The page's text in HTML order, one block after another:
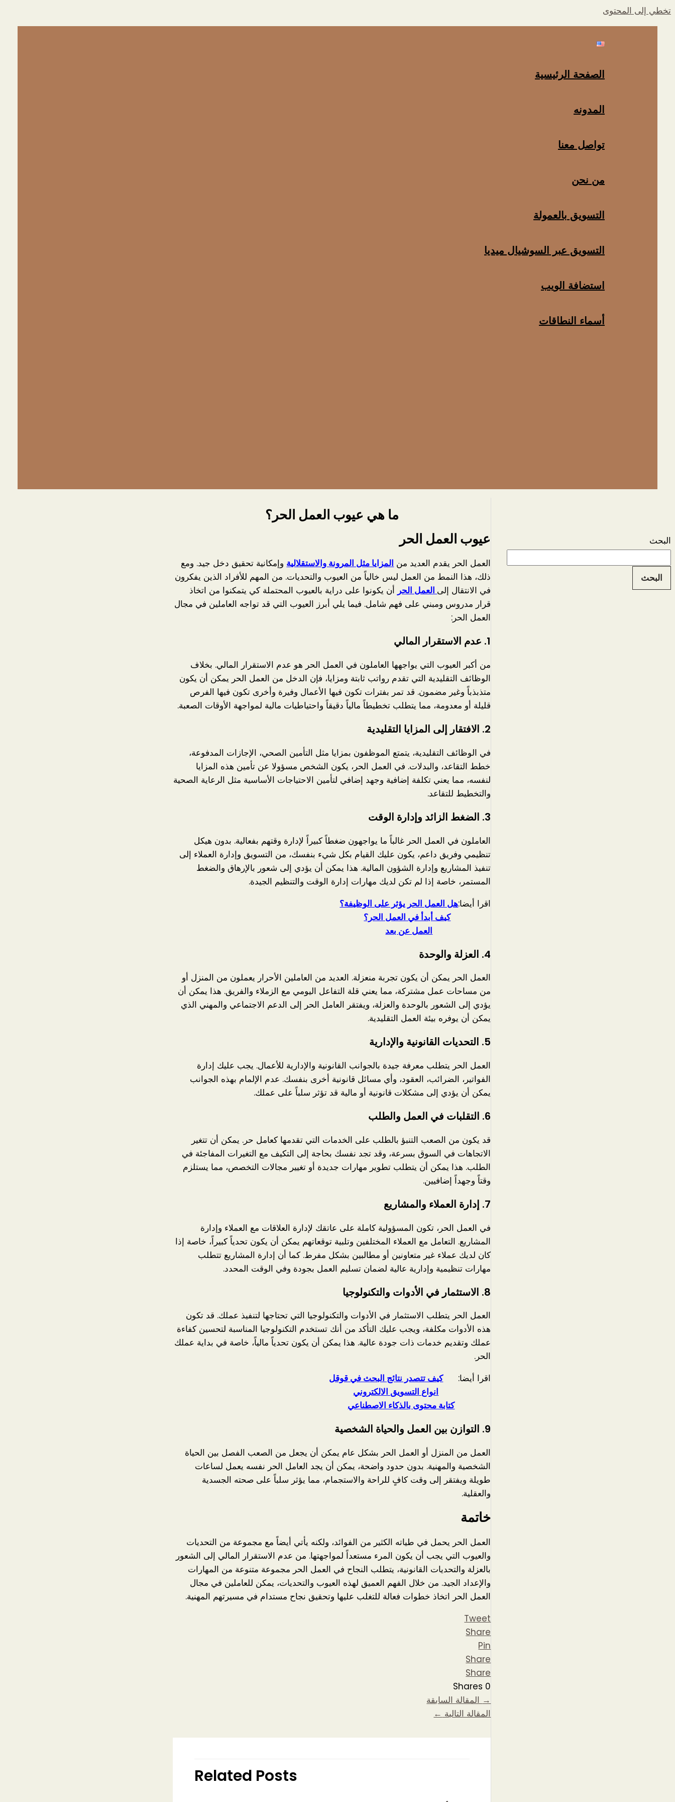
تخطي إلى المحتوى
الصفحة الرئيسية
المدونه
تواصل معنا
من نحن
التسويق بالعمولة
التسويق عبر السوشيال ميديا
استضافة الويب
أسماء النطاقات
البحث
البحث
ما هي عيوب العمل الحر؟
عيوب العمل الحر
العمل الحر يقدم العديد من المزايا مثل المرونة والاستقلالية وإمكانية تحقيق دخل جيد. ومع
ذلك، هذا النمط من العمل ليس خالياً من العيوب والتحديات. من المهم للأفراد الذين يفكرون
في الانتقال إلى العمل الحر أن يكونوا على دراية بالعيوب المحتملة كي يتمكنوا من اتخاذ
قرار مدروس ومبني على فهم شامل. فيما يلي أبرز العيوب التي قد تواجه العاملين في مجال
العمل الحر:
1. عدم الاستقرار المالي
من أكبر العيوب التي يواجهها العاملون في العمل الحر هو عدم الاستقرار المالي. بخلاف
الوظائف التقليدية التي تقدم رواتب ثابتة ومزايا، فإن الدخل من العمل الحر يمكن أن يكون
متذبذباً وغير مضمون. قد تمر بفترات تكون فيها الأعمال وفيرة وأخرى تكون فيها الفرص
قليلة أو معدومة، مما يتطلب تخطيطاً مالياً دقيقاً واحتياطيات مالية لمواجهة الأوقات الصعبة.
2. الافتقار إلى المزايا التقليدية
في الوظائف التقليدية، يتمتع الموظفون بمزايا مثل التأمين الصحي، الإجازات المدفوعة،
خطط التقاعد، والبدلات. في العمل الحر، يكون الشخص مسؤولا عن تأمين هذه المزايا
لنفسه، مما يعني تكلفة إضافية وجهد إضافي لتأمين الاحتياجات الأساسية مثل الرعاية الصحية
والتخطيط للتقاعد.
3. الضغط الزائد وإدارة الوقت
العاملون في العمل الحر غالباً ما يواجهون ضغطاً كبيراً لإدارة وقتهم بفعالية. بدون هيكل
تنظيمي وفريق داعم، يكون عليك القيام بكل شيء بنفسك، من التسويق وإدارة العملاء إلى
تنفيذ المشاريع وإدارة الشؤون المالية. هذا يمكن أن يؤدي إلى شعور بالإرهاق والضغط
المستمر، خاصة إذا لم تكن لديك مهارات إدارة الوقت والتنظيم الجيدة.
اقرا أيضا:هل العمل الحر يؤثر على الوظيفة؟
كيف أبدأ في العمل الحر؟
العمل عن بعد
4. العزلة والوحدة
العمل الحر يمكن أن يكون تجربة منعزلة. العديد من العاملين الأحرار يعملون من المنزل أو
من مساحات عمل مشتركة، مما يعني قلة التفاعل اليومي مع الزملاء والفريق. هذا يمكن أن
يؤدي إلى الشعور بالوحدة والعزلة، ويفتقر العامل الحر إلى الدعم الاجتماعي والمهني الذي
يمكن أن يوفره بيئة العمل التقليدية.
5. التحديات القانونية والإدارية
العمل الحر يتطلب معرفة جيدة بالجوانب القانونية والإدارية للأعمال. يجب عليك إدارة
الفواتير، الضرائب، العقود، وأي مسائل قانونية أخرى بنفسك. عدم الإلمام بهذه الجوانب
يمكن أن يؤدي إلى مشكلات قانونية أو مالية قد تؤثر سلباً على عملك.
6. التقلبات في العمل والطلب
قد يكون من الصعب التنبؤ بالطلب على الخدمات التي تقدمها كعامل حر. يمكن أن تتغير
الاتجاهات في السوق بسرعة، وقد تجد نفسك بحاجة إلى التكيف مع التغيرات المفاجئة في
الطلب. هذا يمكن أن يتطلب تطوير مهارات جديدة أو تغيير مجالات التخصص، مما يستلزم
وقتاً وجهداً إضافيين.
7. إدارة العملاء والمشاريع
في العمل الحر، تكون المسؤولية كاملة على عاتقك لإدارة العلاقات مع العملاء وإدارة
المشاريع. التعامل مع العملاء المختلفين وتلبية توقعاتهم يمكن أن يكون تحدياً كبيراً، خاصة إذا
كان لديك عملاء غير متعاونين أو مطالبين بشكل مفرط. كما أن إدارة المشاريع تتطلب
مهارات تنظيمية وإدارية عالية لضمان تسليم العمل بجودة وفي الوقت المحدد.
8. الاستثمار في الأدوات والتكنولوجيا
العمل الحر يتطلب الاستثمار في الأدوات والتكنولوجيا التي تحتاجها لتنفيذ عملك. قد تكون
هذه الأدوات مكلفة، ويجب عليك التأكد من أنك تستخدم التكنولوجيا المناسبة لتحسين كفاءة
عملك وتقديم خدمات ذات جودة عالية. هذا يمكن أن يكون تحدياً مالياً، خاصة في بداية عملك
الحر.
اقرا أيضا:كيف تتصدر نتائج البحث في قوقل
انواع التسويق الالكتروني
كتابة محتوى بالذكاء الاصطناعي
9. التوازن بين العمل والحياة الشخصية
العمل من المنزل أو العمل الحر بشكل عام يمكن أن يجعل من الصعب الفصل بين الحياة
الشخصية والمهنية. بدون حدود واضحة، يمكن أن يجد العامل الحر نفسه يعمل لساعات
طويلة ويفتقر إلى وقت كافٍ للراحة والاستجمام، مما يؤثر سلباً على صحته الجسدية
والعقلية.
خاتمة
العمل الحر يحمل في طياته الكثير من الفوائد، ولكنه يأتي أيضاً مع مجموعة من التحديات
والعيوب التي يجب أن يكون المرء مستعداً لمواجهتها. من عدم الاستقرار المالي إلى الشعور
بالعزلة والتحديات القانونية، يتطلب النجاح في العمل الحر مجموعة متنوعة من المهارات
والإعداد الجيد. من خلال الفهم العميق لهذه العيوب والتحديات، يمكن للعاملين في مجال
العمل الحر اتخاذ خطوات فعالة للتغلب عليها وتحقيق نجاح مستدام في مسيرتهم المهنية.
Tweet
Share
Pin
Share
Share
0
Shares
→ المقالة السابقة
المقالة التالية ←
Related Posts